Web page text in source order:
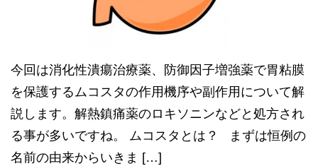
今回は消化性潰瘍治療薬、防御因子増強薬で胃粘膜
を保護するムコスタの作用機序や副作用について解
説します。解熱鎮痛薬のロキソニンなどと処方され
る事が多いですね。 ムコスタとは？ まずは恒例の
名前の由来からいきま […]